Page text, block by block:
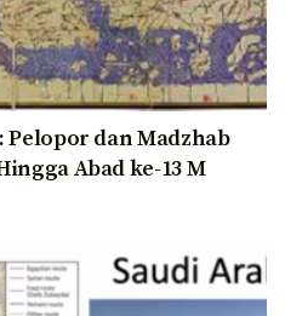
dan Madzhab
Abad ke-13 M